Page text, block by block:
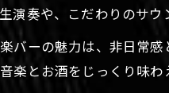
演奏や、こだわりのサウ
バーの魅力は、非日常
楽とお酒をじっくり味